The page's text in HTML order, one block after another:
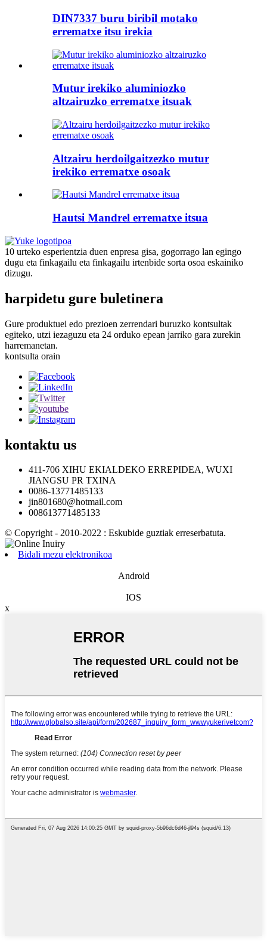
DIN7337 buru biribil motako
errematxe itsu irekia
Mutur irekiko aluminiozko
altzairuzko errematxe itsuak
Altzairu herdoilgaitzezko mutur
irekiko errematxe osoak
Hautsi Mandrel errematxe itsua
10 urteko esperientzia duen enpresa gisa, gogorrago lan egingo
dugu eta finkagailu eta finkagailu irtenbide sorta osoa eskainiko
dizugu.
harpidetu gure buletinera
Gure produktuei edo prezioen zerrendari buruzko kontsultak
egiteko, utzi iezaguzu eta 24 orduko epean jarriko gara zurekin
harremanetan.
kontsulta orain
kontaktu us
411-706 XIHU EKIALDEKO ERREPIDEA, WUXI
JIANGSU PR TXINA
0086-13771485133
jin801680@hotmail.com
008613771485133
© Copyright - 2010-2022 : Eskubide guztiak erreserbatuta.
Bidali mezu elektronikoa
Android
IOS
x